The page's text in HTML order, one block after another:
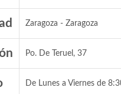
Zaragoza - Zaragoza
Po. De Teruel, 37
De Lunes a Viernes de